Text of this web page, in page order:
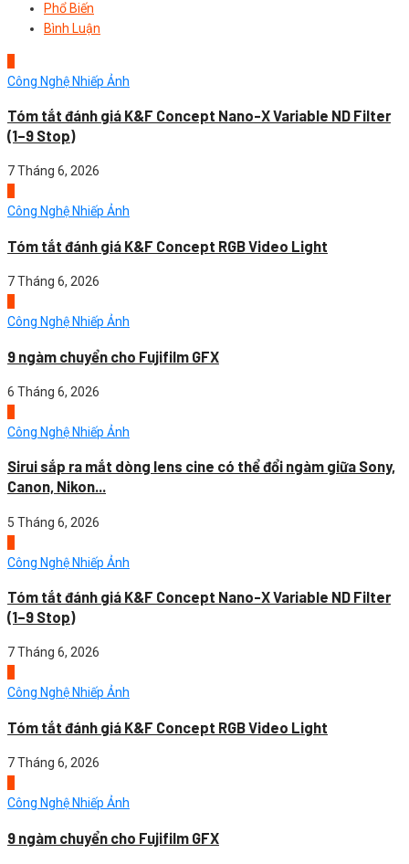
Phổ Biến
Bình Luận
Công Nghệ Nhiếp Ảnh
Tóm tắt đánh giá K&F Concept Nano-X Variable ND Filter
(1–9 Stop)
7 Tháng 6, 2026
Công Nghệ Nhiếp Ảnh
Tóm tắt đánh giá K&F Concept RGB Video Light
7 Tháng 6, 2026
Công Nghệ Nhiếp Ảnh
9 ngàm chuyển cho Fujifilm GFX
6 Tháng 6, 2026
Công Nghệ Nhiếp Ảnh
Sirui sắp ra mắt dòng lens cine có thể đổi ngàm giữa Sony,
Canon, Nikon...
5 Tháng 6, 2026
Công Nghệ Nhiếp Ảnh
Tóm tắt đánh giá K&F Concept Nano-X Variable ND Filter
(1–9 Stop)
7 Tháng 6, 2026
Công Nghệ Nhiếp Ảnh
Tóm tắt đánh giá K&F Concept RGB Video Light
7 Tháng 6, 2026
Công Nghệ Nhiếp Ảnh
9 ngàm chuyển cho Fujifilm GFX